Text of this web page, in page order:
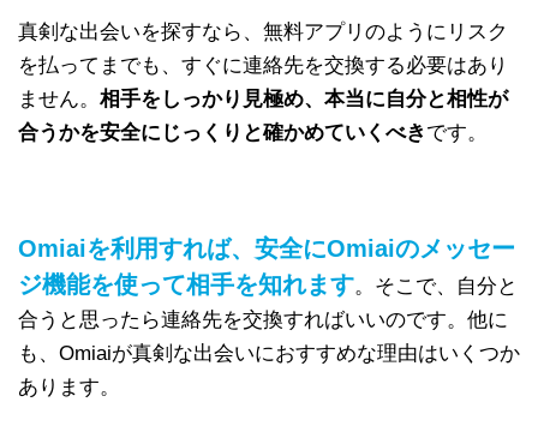
真剣な出会いを探すなら、無料アプリのようにリスク
を払ってまでも、すぐに連絡先を交換する必要はあり
ません。 相手をしっかり見極め、本当に自分と相性が
合うかを安全にじっくりと確かめていくべき です。
Omiaiを利用すれば、安全にOmiaiのメッセー
ジ機能を使って相手を知れます。そこで、自分と
合うと思ったら連絡先を交換すればいいのです。他に
も、Omiaiが真剣な出会いにおすすめな理由はいくつか
あります。